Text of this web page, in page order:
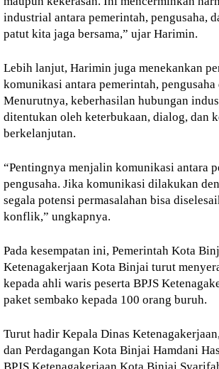
industrial antara pemerintah, pengusaha,
patut kita jaga bersama,” ujar Harimin.
Lebih lanjut, Harimin juga menekankan
komunikasi antara pemerintah, pengusaha
Menurutnya, keberhasilan hubungan
ditentukan oleh keterbukaan, dialog, dan
berkelanjutan.
“Pentingnya menjalin komunikasi antara
pengusaha. Jika komunikasi dilakukan
segala potensi permasalahan bisa
konflik,” ungkapnya.
Pada kesempatan ini, Pemerintah Kota
Ketenagakerjaan Kota Binjai turut
kepada ahli waris peserta BPJS
paket sembako kepada 100 orang buruh.
Turut hadir Kepala Dinas
dan Perdagangan Kota Binjai Hamdani